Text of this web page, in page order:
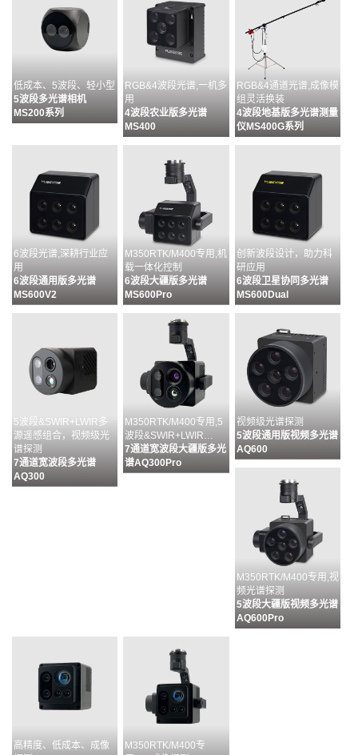
低成本、5波段、轻小型
5波段多光谱相机
MS200系列
RGB&4波段光谱,一机多
用
4波段农业版多光谱
MS400
RGB&4通道光谱,成像模
组灵活换装
4波段地基版多光谱测量
仪MS400G系列
6波段光谱,深耕行业应
用
6波段通用版多光谱
MS600V2
M350RTK/M400专用,机
载一体化控制
6波段大疆版多光谱
MS600Pro
创新波段设计，助力科
研应用
6波段卫星协同多光谱
MS600Dual
5波段&SWIR+LWIR多
源遥感组合，视频级光
谱探测
7通道宽波段多光谱
AQ300
M350RTK/M400专用,5
波段&SWIR+LWIR…
7通道宽波段大疆版多光
谱AQ300Pro
视频级光谱探测
5波段通用版视频多光谱
AQ600
M350RTK/M400专用,视
频光谱探测
5波段大疆版视频多光谱
AQ600Pro
高精度、低成本、成像
M350RTK/M400专